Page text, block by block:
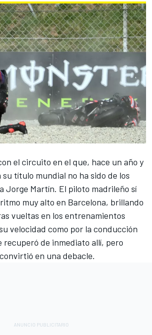
el circuito en el que, hace un año y
título mundial no ha sido de los
Jorge Martín. El piloto madrileño sí
muy alto en Barcelona, brillando
vueltas en los entrenamientos
velocidad como por la conducción
recuperó de inmediato allí, pero
en una debacle.